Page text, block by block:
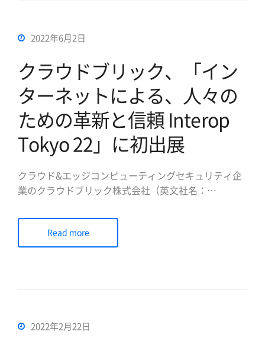
2022年6月2日
クラウドブリック、「イン
ターネットによる、人々の
ための革新と信頼 Interop
Tokyo 22」に初出展
クラウド&エッジコンピューティングセキュリティ企
業のクラウドブリック株式会社（英文社名：
https://www.cloudbric.jp）は、2022年6月15日
（水）から17日（金）まで3日間、幕張メッセで開催
される「インターネットによる、人々のための革新
Read more
2022年2月22日